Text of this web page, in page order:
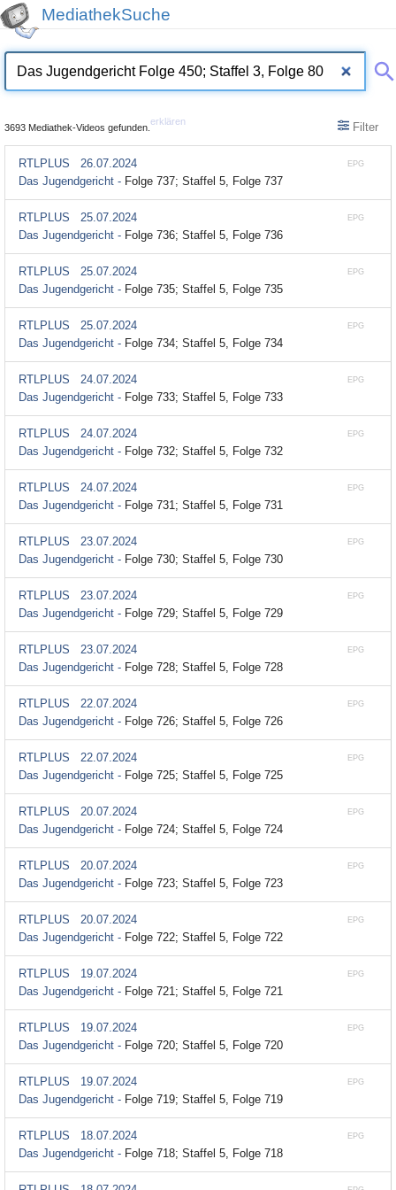
MediathekSuche
3693 Mediathek-Videos gefunden.
erklären Filter
EPG
RTLPLUS
26.07.2024
Das Jugendgericht - Folge 737; Staffel 5, Folge 737
EPG
RTLPLUS
25.07.2024
Das Jugendgericht - Folge 736; Staffel 5, Folge 736
EPG
RTLPLUS
25.07.2024
Das Jugendgericht - Folge 735; Staffel 5, Folge 735
EPG
RTLPLUS
25.07.2024
Das Jugendgericht - Folge 734; Staffel 5, Folge 734
EPG
RTLPLUS
24.07.2024
Das Jugendgericht - Folge 733; Staffel 5, Folge 733
EPG
RTLPLUS
24.07.2024
Das Jugendgericht - Folge 732; Staffel 5, Folge 732
EPG
RTLPLUS
24.07.2024
Das Jugendgericht - Folge 731; Staffel 5, Folge 731
EPG
RTLPLUS
23.07.2024
Das Jugendgericht - Folge 730; Staffel 5, Folge 730
EPG
RTLPLUS
23.07.2024
Das Jugendgericht - Folge 729; Staffel 5, Folge 729
EPG
RTLPLUS
23.07.2024
Das Jugendgericht - Folge 728; Staffel 5, Folge 728
EPG
RTLPLUS
22.07.2024
Das Jugendgericht - Folge 726; Staffel 5, Folge 726
EPG
RTLPLUS
22.07.2024
Das Jugendgericht - Folge 725; Staffel 5, Folge 725
EPG
RTLPLUS
20.07.2024
Das Jugendgericht - Folge 724; Staffel 5, Folge 724
EPG
RTLPLUS
20.07.2024
Das Jugendgericht - Folge 723; Staffel 5, Folge 723
EPG
RTLPLUS
20.07.2024
Das Jugendgericht - Folge 722; Staffel 5, Folge 722
EPG
RTLPLUS
19.07.2024
Das Jugendgericht - Folge 721; Staffel 5, Folge 721
EPG
RTLPLUS
19.07.2024
Das Jugendgericht - Folge 720; Staffel 5, Folge 720
EPG
RTLPLUS
19.07.2024
Das Jugendgericht - Folge 719; Staffel 5, Folge 719
EPG
RTLPLUS
18.07.2024
Das Jugendgericht - Folge 718; Staffel 5, Folge 718